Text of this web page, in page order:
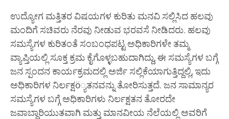
ಉದ್ಯೋಗ ಮತ್ತಿತರ ವಿಷಯಗಳ ಕುರಿತು ಮನವಿ ಸಲ್ಲಿಸಿದ ಹಲವು
ಮಂದಿಗೆ ಸಚಿವರು ನೆರವು ನೀಡುವ ಭರವಸೆ ನೀಡಿದರು. ಹಲವು
ಸಮಸ್ಯೆಗಳ ಕುರಿತಂತೆ ಸಂಬಂಧಪಟ್ಟ ಅಧಿಕಾರಿಗಳೇ ತಮ್ಮ
ವ್ಯಾಪ್ತಿಯಲ್ಲಿ ಸೂಕ್ತ ಕ್ರಮ ಕೈಗೊಳ್ಳಬಹುದಾಗಿದ್ದು, ಈ ಸಮಸ್ಯೆಗಳ ಬಗ್ಗೆ
ಜನ ಸ್ಪಂದನ ಕಾರ್ಯಕ್ರಮದಲ್ಲಿ ಅರ್ಜಿ ಸಲ್ಲಿಕೆಯಾಗುತ್ತಿದ್ದಲ್ಲಿ, ಇದು
ಅಧಿಕಾರಿಗಳ ನಿರ್ಲಕ್ಷö್ಯತನವನ್ನು ತೋರಿಸುತ್ತದೆ. ಜನ ಸಾಮಾನ್ಯರ
ಸಮಸ್ಯೆಗಳ ಬಗ್ಗೆ ಅಧಿಕಾರಿಗಳು ನಿರ್ಲಕ್ಷತನ ತೋರದೇ
ಜವಾಬ್ದಾರಿಯುತವಾಗಿ ಮತ್ತು ಮಾನವೀಯ ನೆಲೆಯಲ್ಲಿ ಅವರಿಗೆ